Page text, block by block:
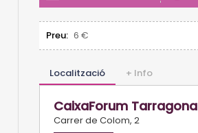
Preu: 6 €
Localització + Info
CaixaForum Tarragona
Carrer de Colom, 2